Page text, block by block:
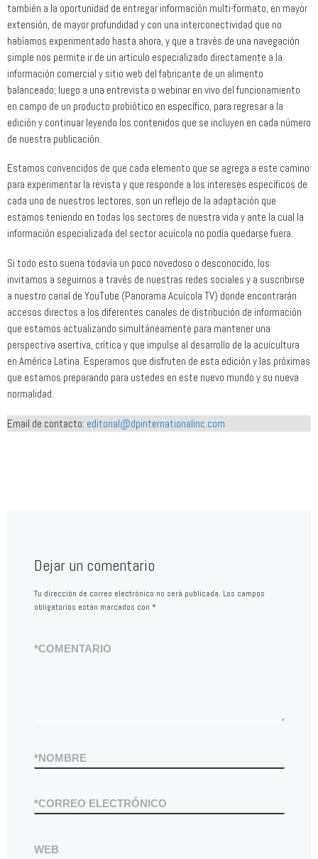
también a la oportunidad de entregar información multi-formato, en mayor
extensión, de mayor profundidad y con una interconectividad que no
habíamos experimentado hasta ahora, y que a través de una navegación
simple nos permite ir de un artículo especializado directamente a la
información comercial y sitio web del fabricante de un alimento
balanceado; luego a una entrevista o webinar en vivo del funcionamiento
en campo de un producto probiótico en específico, para regresar a la
edición y continuar leyendo los contenidos que se incluyen en cada número
de nuestra publicación.
Estamos convencidos de que cada elemento que se agrega a este camino
para experimentar la revista y que responde a los intereses específicos de
cada uno de nuestros lectores, son un reflejo de la adaptación que
estamos teniendo en todas los sectores de nuestra vida y ante la cual la
información especializada del sector acuícola no podía quedarse fuera.
Si todo esto suena todavía un poco novedoso o desconocido, los
invitamos a seguirnos a través de nuestras redes sociales y a suscribirse
a nuestro canal de YouTube (Panorama Acuícola TV) donde encontrarán
accesos directos a los diferentes canales de distribución de información
que estamos actualizando simultáneamente para mantener una
perspectiva asertiva, crítica y que impulse al desarrollo de la acuicultura
en América Latina. Esperamos que disfruten de esta edición y las próximas
que estamos preparando para ustedes en este nuevo mundo y su nueva
normalidad.
Email de contacto: editorial@dpinternationalinc.com
Dejar un comentario
Tu dirección de correo electrónico no será publicada. Los campos
obligatorios están marcados con *
COMENTARIO
*
NOMBRE
*
CORREO ELECTRÓNICO
*
WEB